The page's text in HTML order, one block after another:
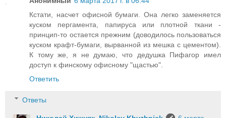
Кстати, насчет офисной бумаги. Она легко заменяется
куском пергамента, папируса или плотной ткани -
принцип-то остается прежним (доводилось пользоваться
куском крафт-бумаги, вырванной из мешка с цементом).
К тому же, я не думаю, что дедушка Пифагор имел
доступ к финскому офисному "щастью".
Ответить
Ответы